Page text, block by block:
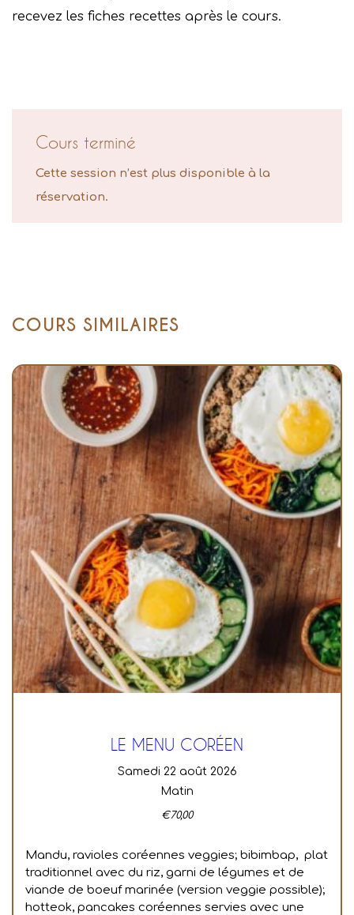
recevez les fiches recettes après le cours.
Cours terminé
Cette session n’est plus disponible à la
réservation.
COURS SIMILAIRES
LE MENU CORÉEN
samedi 22 août 2026
Matin
€70,00
Mandu, ravioles coréennes veggies; bibimbap, plat
traditionnel avec du riz, garni de légumes et de
viande de boeuf marinée (version veggie possible);
hotteok, pancakes coréennes servies avec une